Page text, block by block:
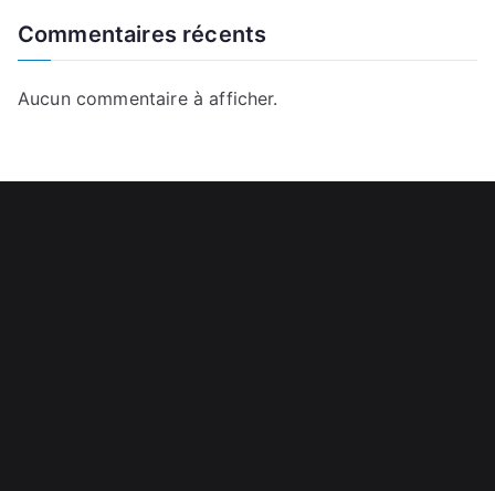
Commentaires récents
Aucun commentaire à afficher.